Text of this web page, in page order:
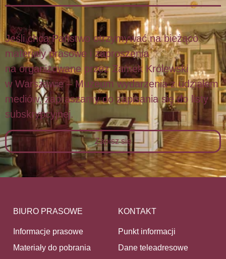
Jeśli chcą Państwo otrzymywać na bieżąco
materiały prasowe i zaproszenia
na organizowane przez Zamek Królewski
w Warszawie – Muzeum wydarzenia z udziałem
mediów, zapraszamy do zapisania się do listy
subskrypcyjnej.
Zapisz się
BIURO PRASOWE
Informacje prasowe
Materiały do pobrania
KONTAKT
Punkt informacji
Dane teleadresowe